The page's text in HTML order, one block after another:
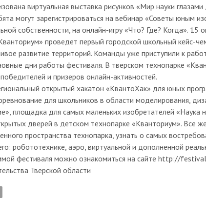
виртуальная выставка рисунков «Мир науки
могут зарегистрироваться на вебинар «Советы юным
собственности, на онлайн-игру «Что? Где? Когда». 15
проведет первый городской школьный кейс-
развитие территорий. Команды уже приступили к
дни работы фестиваля. В тверском технопарке
и призеров онлайн-активностей.
открытый хакатон «КвантоХак» для юных
для школьников в области моделирования,
площадка для самых маленьких изобретателей «Наука
дверей в детском технопарке «Кванториум». Все
пространства технопарка, узнать о самых
робототехнике, аэро, виртуальной и дополненной
фестиваля можно ознакомиться на сайте http://
Тверской области